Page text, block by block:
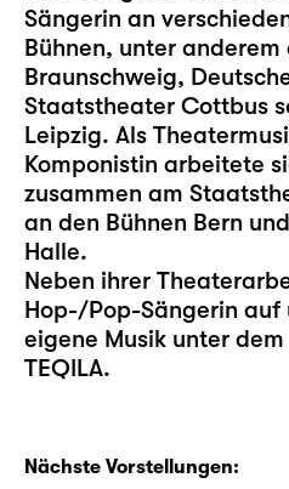
Sängerin an
Bühnen, unter
Braunschweig,
Staatstheater Cottbus
Leipzig. Als
Komponistin arbeitete
zusammen am
an den Bühnen Bern
Halle.
Neben ihrer
Hop-/Pop-Sängerin
eigene Musik unter
TEQILA.
Nächste Vorstellungen: